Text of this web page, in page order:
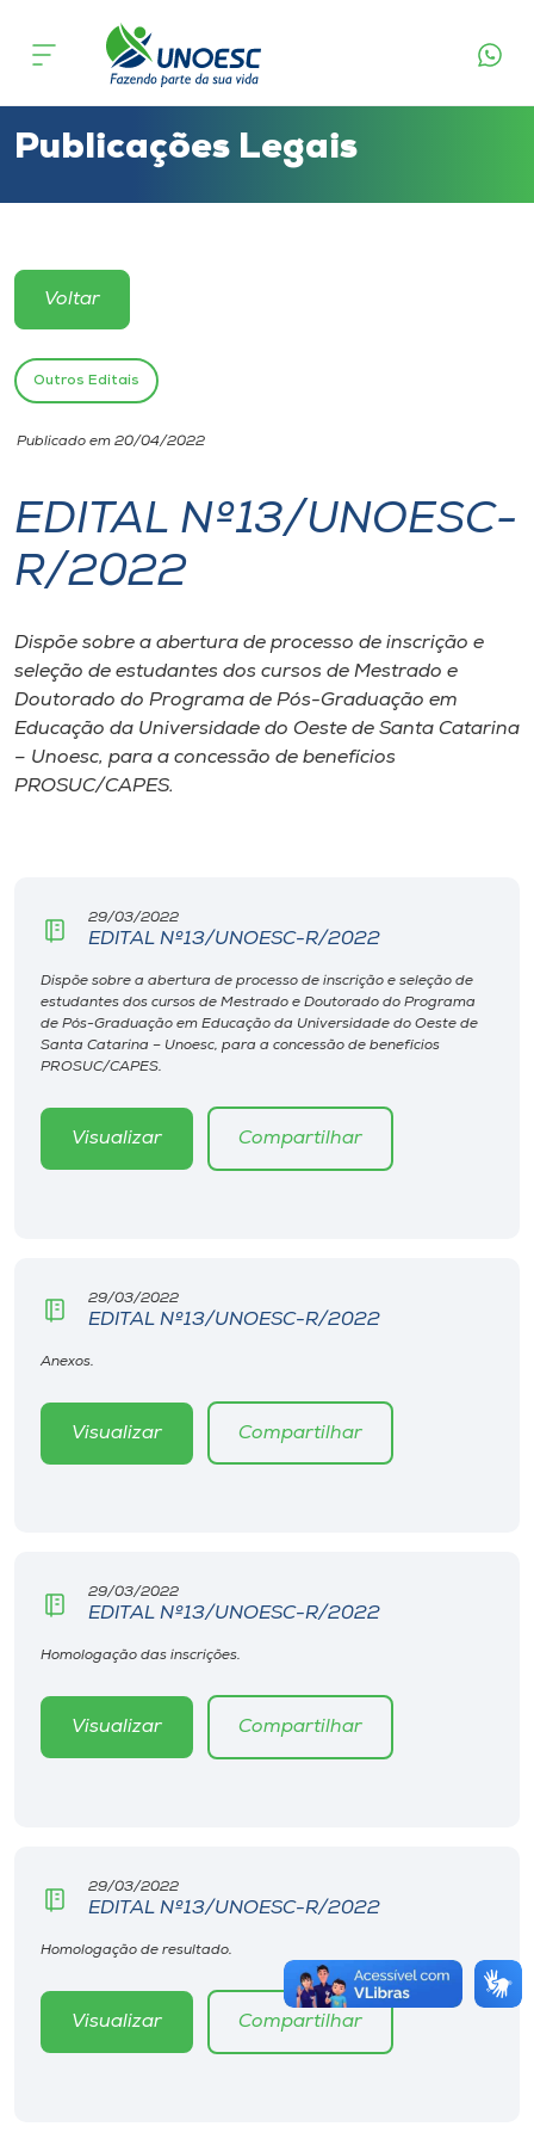
Cursos
Atendimento ao Estudante
Portal de Ensino
Unoesc
Internacionalização
I.nova
Diplomados
Cultura
Editora
Rádio
Selecione
o idioma
Publicações Legais
Voltar
Outros Editais
Publicado em 20/04/2022
EDITAL Nº13/UNOESC-
R/2022
Dispõe sobre a abertura de processo de inscrição e
seleção de estudantes dos cursos de Mestrado e
Doutorado do Programa de Pós-Graduação em
Educação da Universidade do Oeste de Santa Catarina
– Unoesc, para a concessão de benefícios
PROSUC/CAPES.
29/03/2022
EDITAL Nº13/UNOESC-R/2022
Dispõe sobre a abertura de processo de inscrição e seleção de
estudantes dos cursos de Mestrado e Doutorado do Programa
de Pós-Graduação em Educação da Universidade do Oeste de
Santa Catarina – Unoesc, para a concessão de benefícios
PROSUC/CAPES.
Visualizar Compartilhar
29/03/2022
EDITAL Nº13/UNOESC-R/2022
Anexos.
Visualizar Compartilhar
29/03/2022
EDITAL Nº13/UNOESC-R/2022
Homologação das inscrições.
Visualizar Compartilhar
29/03/2022
EDITAL Nº13/UNOESC-R/2022
Homologação de resultado.
Visualizar Compartilhar